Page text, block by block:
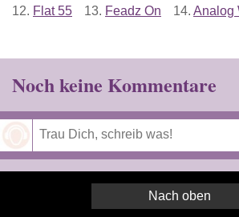
12. Flat 55 13. Feadz On 14. Analog
Noch keine Kommentare
Nach oben